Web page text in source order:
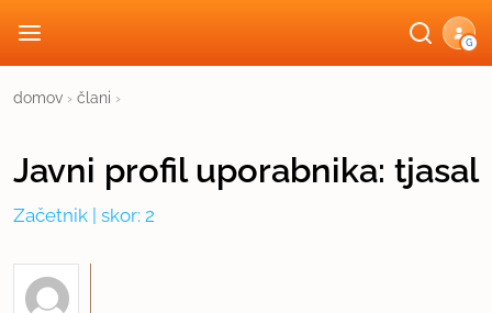
G
domov › člani ›
Javni profiluporabnika: tjasal
Začetnik | skor: 2